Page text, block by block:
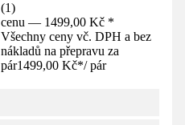
(1)
cenu — 1499,00 Kč *
Všechny ceny vč. DPH a bez
nákladů na přepravu za
pár1499,00 Kč*/ pár